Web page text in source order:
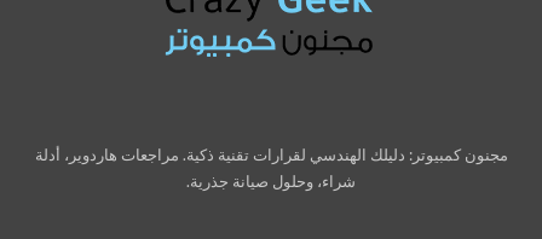
مجنون كمبيوتر: دليلك الهندسي لقرارات تقنية ذكية. مراجعات هاردوير، أدلة
شراء، وحلول صيانة جذرية.